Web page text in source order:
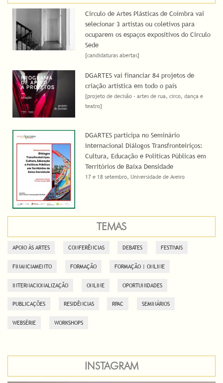
Círculo de Artes Plásticas de Coimbra vai
selecionar 3 artistas ou coletivos para
ocuparem os espaços expositivos do Círculo
Sede
[candidaturas abertas]
DGARTES vai financiar 84 projetos de
criação artística em todo o país
[projeto de decisão - artes de rua, circo, dança e
teatro]
DGARTES participa no Seminário
Internacional Diálogos Transfronteiriços:
Cultura, Educação e Políticas Públicas em
Territórios de Baixa Densidade
17 e 18 setembro, Universidade de Aveiro
TEMAS
APOIO ÀS ARTES CONFERÊNCIAS DEBATES FESTIVAIS
FINANCIAMENTO FORMAÇÃO FORMAÇÃO | ONLINE
INTERNACIONALIZAÇÃO ONLINE OPORTUNIDADES
PUBLICAÇÕES RESIDÊNCIAS RPAC SEMINÁRIOS
WEBSÉRIE WORKSHOPS
INSTAGRAM